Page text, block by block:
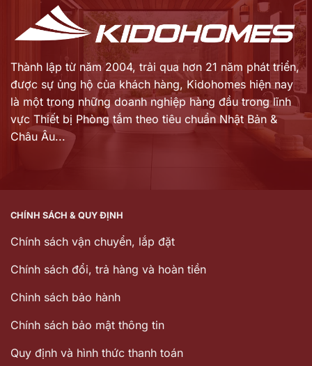
Thành lập từ năm 2004, trải qua hơn 21 năm phát triển,
được sự ủng hộ của khách hàng, Kidohomes hiện nay
là một trong những doanh nghiệp hàng đầu trong lĩnh
vực Thiết bị Phòng tắm theo tiêu chuẩn Nhật Bản &
Châu Âu...
CHÍNH SÁCH & QUY ĐỊNH
Chính sách vận chuyển, lắp đặt
Chính sách đổi, trả hàng và hoàn tiền
Chinh sách bảo hành
Chính sách bảo mật thông tin
Quy định và hình thức thanh toán